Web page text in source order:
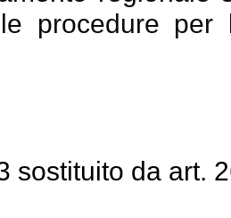
procedure
sostituito da art.